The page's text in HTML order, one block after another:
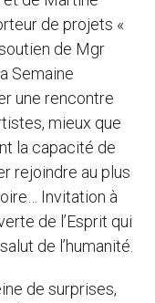
de projets «
de Mgr
Semaine
une rencontre
mieux que
la capacité de
rejoindre au plus
Invitation à
de l’Esprit qui
de l’humanité.
de surprises,